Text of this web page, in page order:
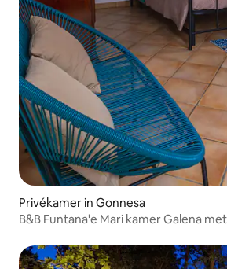
Privékamer in Gonnesa
B&B Funtana'e Mari kamer Galena